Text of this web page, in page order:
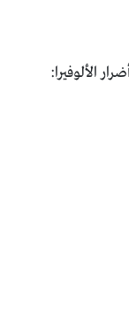
الألوفيرا: